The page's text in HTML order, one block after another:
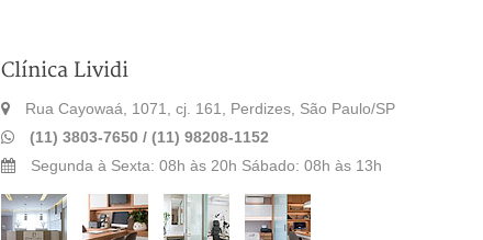
Clínica Lividi
Rua Cayowaá, 1071, cj. 161, Perdizes, São Paulo/SP
(11) 3803-7650 / (11) 98208-1152
Segunda à Sexta: 08h às 20h Sábado: 08h às 13h